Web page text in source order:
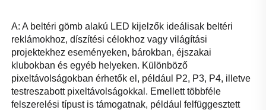
A: A beltéri gömb alakú LED kijelzők ideálisak beltéri
reklámokhoz, díszítési célokhoz vagy világítási
projektekhez eseményeken, bárokban, éjszakai
klubokban és egyéb helyeken. Különböző
pixeltávolságokban érhetők el, például P2, P3, P4, illetve
testreszabott pixeltávolságokkal. Emellett többféle
felszerelési típust is támogatnak, például felfüggesztett